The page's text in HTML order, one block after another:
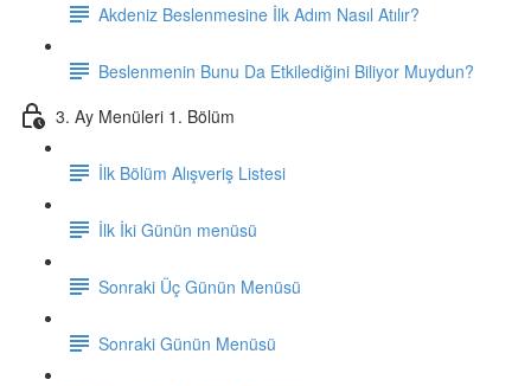
Akdeniz Beslenmesine İlk Adım Nasıl Atılır?
Beslenmenin Bunu Da Etkilediğini Biliyor Muydun?
3. Ay Menüleri 1. Bölüm
İlk Bölüm Alışveriş Listesi
İlk İki Günün menüsü
Sonraki Üç Günün Menüsü
Sonraki Günün Menüsü